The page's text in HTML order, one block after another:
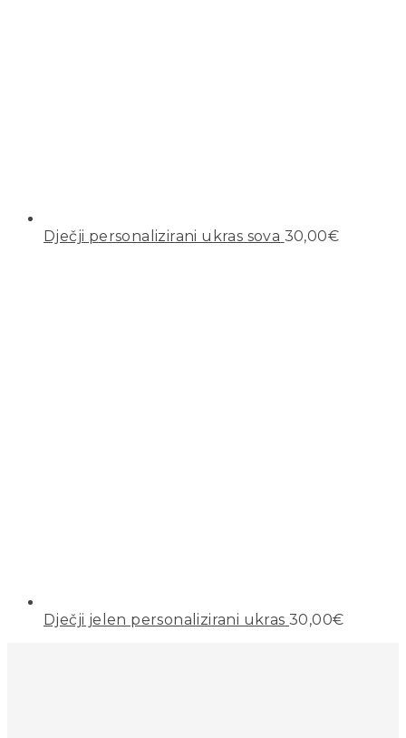
Dječji personalizirani ukras sova 30,00€
Dječji jelen personalizirani ukras 30,00€